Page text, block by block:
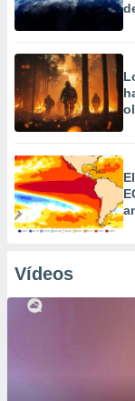
Vídeos